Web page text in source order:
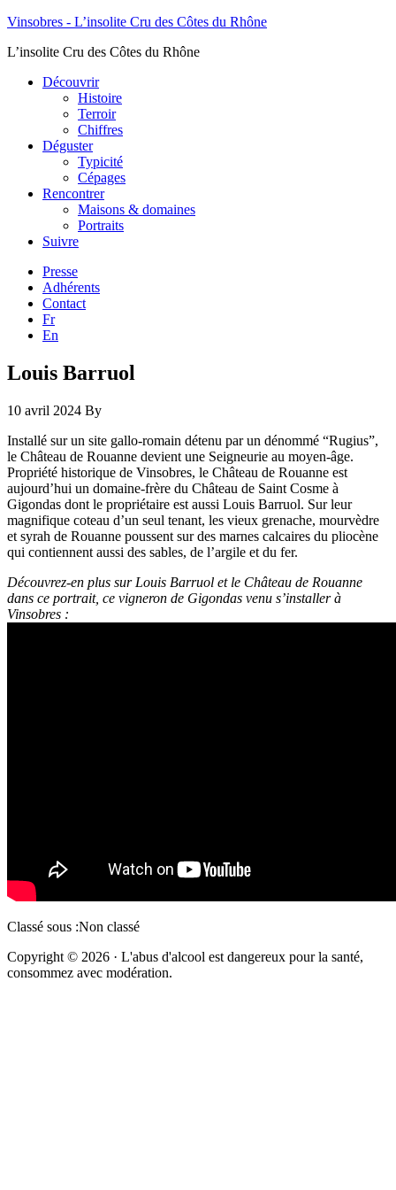
Vinsobres - L’insolite Cru des Côtes du Rhône
L’insolite Cru des Côtes du Rhône
Découvrir
Histoire
Terroir
Chiffres
Déguster
Typicité
Cépages
Rencontrer
Maisons & domaines
Portraits
Suivre
Presse
Adhérents
Contact
Fr
En
Louis Barruol
10 avril 2024 By
Installé sur un site gallo-romain détenu par un dénommé “Rugius”,
le Château de Rouanne devient une Seigneurie au moyen-âge.
Propriété historique de Vinsobres, le Château de Rouanne est
aujourd’hui un domaine-frère du Château de Saint Cosme à
Gigondas dont le propriétaire est aussi Louis Barruol. Sur leur
magnifique coteau d’un seul tenant, les vieux grenache, mourvèdre
et syrah de Rouanne poussent sur des marnes calcaires du pliocène
qui contiennent aussi des sables, de l’argile et du fer.
Découvrez-en plus sur Louis Barruol et le Château de Rouanne
dans ce portrait, ce vigneron de Gigondas venu s’installer à
Vinsobres :
Classé sous :Non classé
Copyright © 2026 · L'abus d'alcool est dangereux pour la santé,
consommez avec modération.